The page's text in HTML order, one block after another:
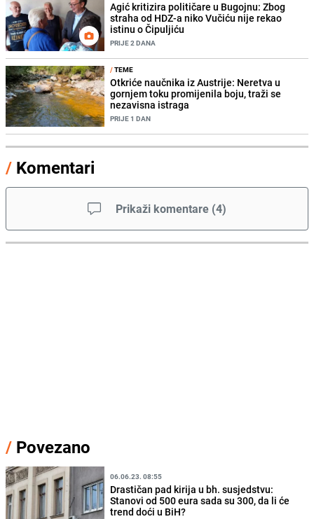
Agić kritizira političare u Bugojnu: Zbog
straha od HDZ-a niko Vučiću nije rekao
istinu o Čipuljiću
PRIJE 2 DANA
/TEME
Otkriće naučnika iz Austrije: Neretva u
gornjem toku promijenila boju, traži se
nezavisna istraga
PRIJE 1 DAN
/ Komentari
Prikaži komentare (4)
/ Povezano
06.06.23. 08:55
Drastičan pad kirija u bh. susjedstvu:
Stanovi od 500 eura sada su 300, da li će
trend doći u BiH?